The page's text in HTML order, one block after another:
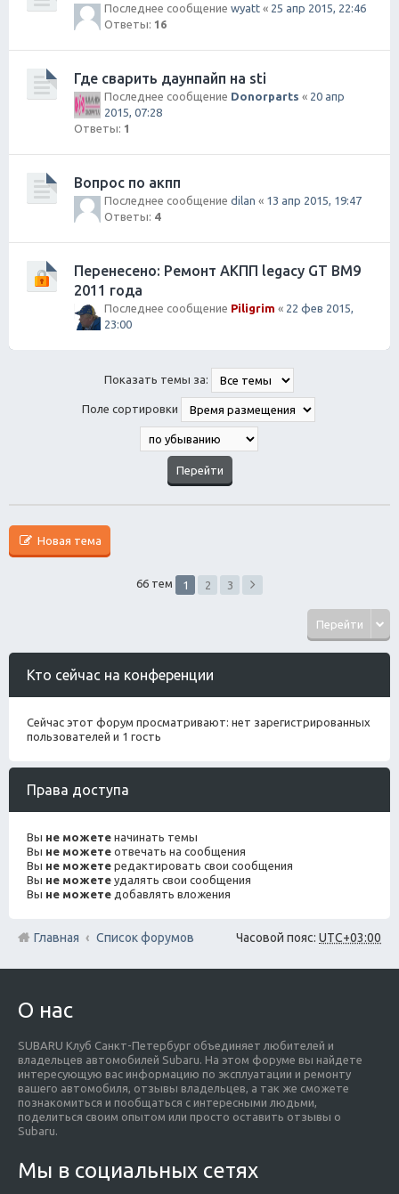
Последнее сообщение wyatt « 25 апр 2015, 22:46
Ответы: 16
Где сварить даунпайп на sti
Последнее сообщение Donorparts « 20 апр
2015, 07:28
Ответы: 1
Вопрос по акпп
Последнее сообщение dilan « 13 апр 2015, 19:47
Ответы: 4
Перенесено: Ремонт АКПП legacy GT BM9
2011 года
Последнее сообщение Piligrim « 22 фев 2015,
23:00
Показать темы за:
Поле сортировки
Новая тема
66 тем 1 2 3
Перейти
Кто сейчас на конференции
Сейчас этот форум просматривают: нет зарегистрированных
пользователей и 1 гость
Права доступа
Вы не можете начинать темы
Вы не можете отвечать на сообщения
Вы не можете редактировать свои сообщения
Вы не можете удалять свои сообщения
Вы не можете добавлять вложения
Часовой пояс: UTC+03:00
Главная Список форумов
О нас
SUBARU Клуб Санкт-Петербург объединяет любителей и
владельцев автомобилей Subaru. На этом форуме вы найдете
интересующую вас информацию по эксплуатации и ремонту
вашего автомобиля, отзывы владельцев, а так же сможете
познакомиться и пообщаться с интересными людьми,
поделиться своим опытом или просто оставить отзывы о
Subaru.
Мы в социальных сетях